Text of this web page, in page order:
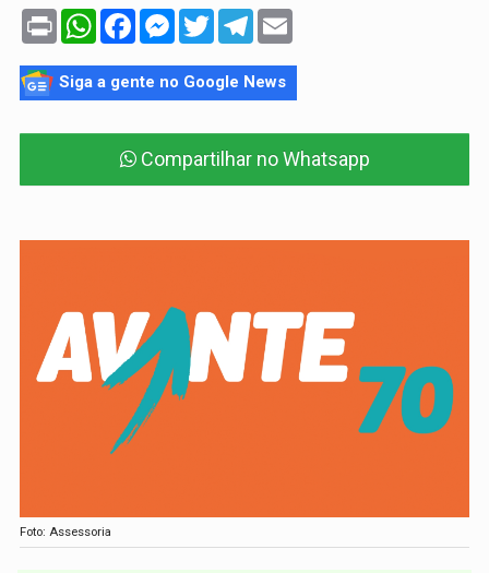
Print WhatsAppFacebookMessenger
TwitterTelegram
Siga a gente no Google News
Compartilhar no Whatsapp
Foto: Assessoria